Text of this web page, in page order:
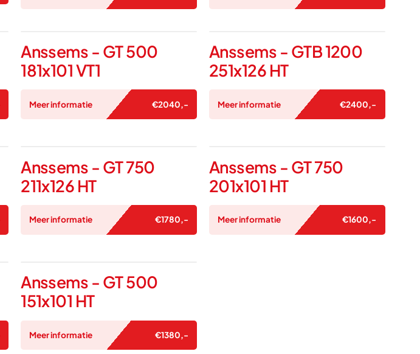
Anssems - GT 500
181x101 VT1
Meer informatie €2040,-
Anssems - GTB 1200
251x126 HT
Meer informatie €2400,-
Anssems - GT 750
211x126 HT
Meer informatie €1780,-
Anssems - GT 750
201x101 HT
Meer informatie €1600,-
Anssems - GT 500
151x101 HT
Meer informatie €1380,-